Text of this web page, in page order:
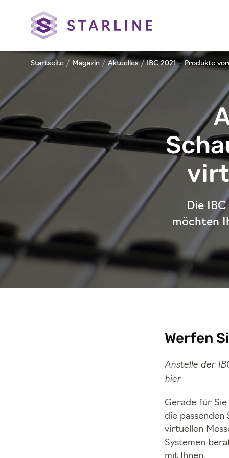
Startseite / Magazin /Aktuelles /IBC 2021 – Produkte
Die
möchten
Werfen
Anstelle der
hier
Gerade für Sie
die passenden
virtuellen
Systemen